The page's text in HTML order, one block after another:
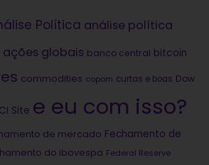
Política análise política
ações globais banco central bitcoin
commodities copom curtas e boas Dow
Site e eu com isso?
de mercado Fechamento de
do ibovespa Federal Reserve